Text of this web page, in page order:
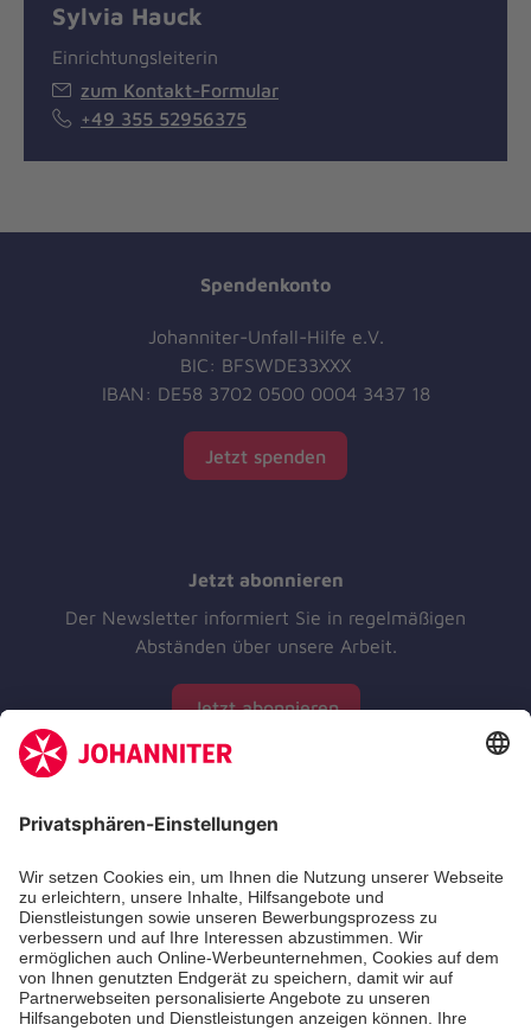
Sylvia Hauck
Einrichtungsleiterin
zum Kontakt-Formular
+49 355 52956375
Spendenkonto
Johanniter-Unfall-Hilfe e.V.
BIC: BFSWDE33XXX
IBAN: DE58 3702 0500 0004 3437 18
Jetzt spenden
Jetzt abonnieren
Der Newsletter informiert Sie in regelmäßigen
Abständen über unsere Arbeit.
Jetzt abonnieren
Aus- & Fortbildungen